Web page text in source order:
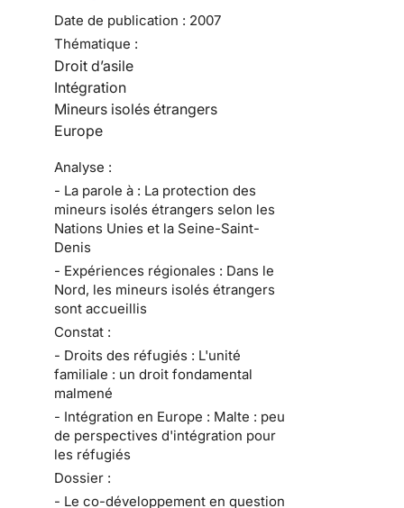
Date de publication : 2007
Thématique :
Droit d’asile
Intégration
Mineurs isolés étrangers
Europe
Analyse :
- La parole à : La protection des
mineurs isolés étrangers selon les
Nations Unies et la Seine-Saint-
Denis
- Expériences régionales : Dans le
Nord, les mineurs isolés étrangers
sont accueillis
Constat :
- Droits des réfugiés : L'unité
familiale : un droit fondamental
malmené
- Intégration en Europe : Malte : peu
de perspectives d'intégration pour
les réfugiés
Dossier :
- Le co-développement en question